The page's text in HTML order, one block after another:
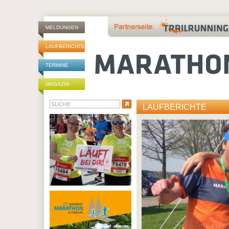
MELDUNGEN
LAUFBERICHTE
TERMINE
MAGAZIN
LAUFBERICHTE